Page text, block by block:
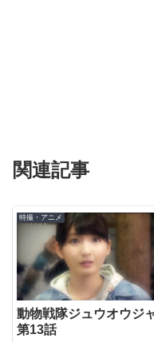
関連記事
特撮・アニメ
動物戦隊ジュウオウジ
第13話